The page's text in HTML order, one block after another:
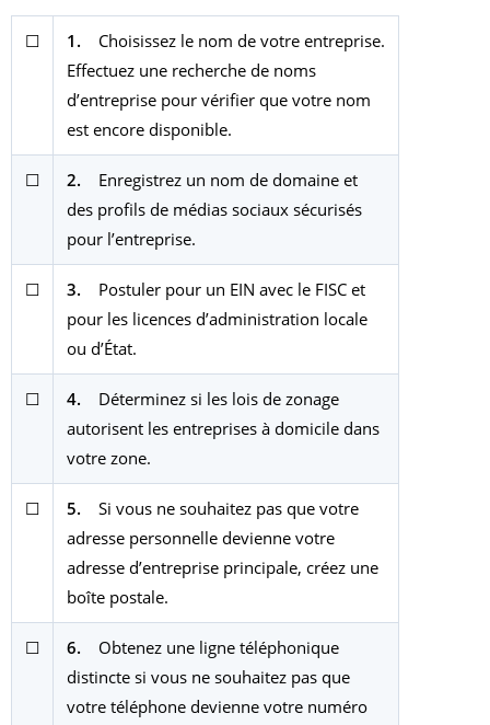
☐ 1. Choisissez le nom de votre entreprise.
Effectuez une recherche de noms
d’entreprise pour vérifier que votre nom
est encore disponible.
☐ 2. Enregistrez un nom de domaine et
des profils de médias sociaux sécurisés
pour l’entreprise.
☐ 3. Postuler pour un EIN avec le FISC et
pour les licences d’administration locale
ou d’État.
☐ 4. Déterminez si les lois de zonage
autorisent les entreprises à domicile dans
votre zone.
☐ 5. Si vous ne souhaitez pas que votre
adresse personnelle devienne votre
adresse d’entreprise principale, créez une
boîte postale.
☐ 6. Obtenez une ligne téléphonique
distincte si vous ne souhaitez pas que
votre téléphone devienne votre numéro